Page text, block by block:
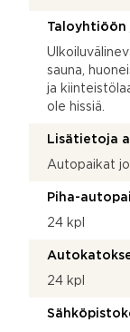
Taloyhtiöön
sauna,
ja
ole hissiä.
Lisätietoja
Autopaikat
Piha-
24 kpl
24 kpl